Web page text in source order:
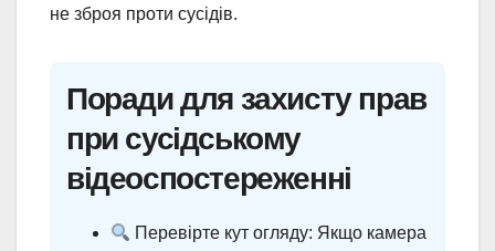
не зброя проти сусідів.
Поради для захисту прав
при сусідському
відеоспостереженні
Перевірте кут огляду: Якщо камера